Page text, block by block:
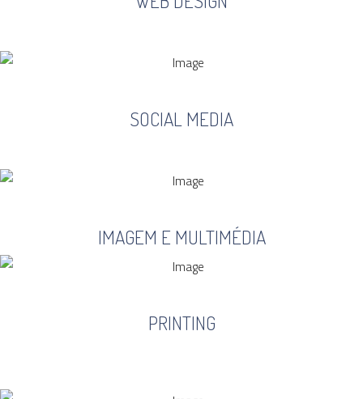
SOCIAL MEDIA
IMAGEM E MULTIMÉDIA
PRINTING